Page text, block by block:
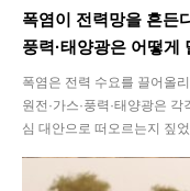
폭염이 전력망을 흔든
풍력·태양광은 어떻게
폭염은 전력 수요를 끌어올
원전·가스·풍력·태양광은
심 대안으로 떠오르는지 짚었